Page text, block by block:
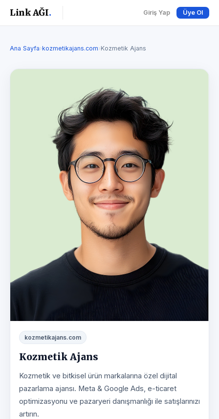
Link AĞI. Giriş Yap Üye Ol
Ana Sayfa›kozmetikajans.com›Kozmetik Ajans
kozmetikajans.com
Kozmetik Ajans
Kozmetik ve bitkisel ürün markalarına özel dijital
pazarlama ajansı. Meta & Google Ads, e-ticaret
optimizasyonu ve pazaryeri danışmanlığı ile satışlarınızı
artırın.